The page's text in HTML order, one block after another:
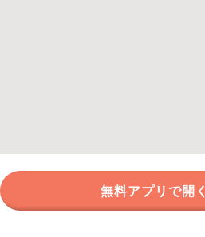
無料アプリで開く